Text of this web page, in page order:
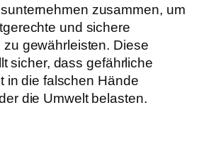
zusammen, um
und sichere
zu gewährleisten. Diese
sicher, dass gefährliche
in die falschen Hände
die Umwelt belasten.